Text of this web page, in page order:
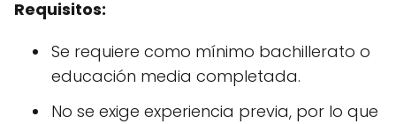
Requisitos:
Se requiere como mínimo bachillerato o
educación media completada.
No se exige experiencia previa, por lo que